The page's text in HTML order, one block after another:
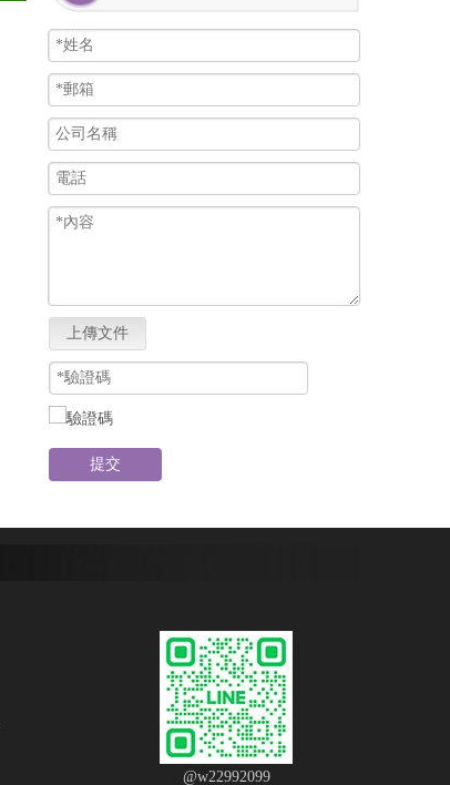
上傳文件
提交
@w22992099